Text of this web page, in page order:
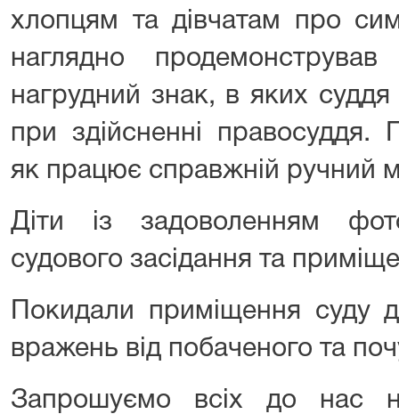
хлопцям та дівчатам про
наглядно
нагрудний знак, в яких суддя
при здійсненні правосуддя.
як працює справжній ручний
Діти із задоволенням
судового засідання та
Покидали приміщення суду
вражень від побаченого та
Запрошуємо всіх до нас